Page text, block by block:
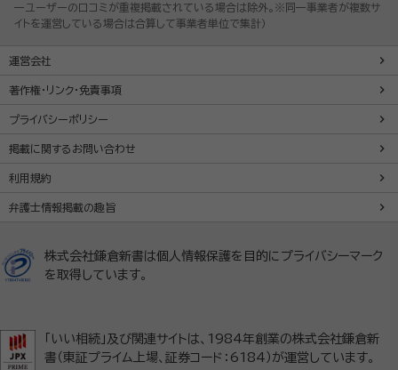
一ユーザーの口コミが重複掲載されている場合は除外。※同一事業者が複数サ
イトを運営している場合は合算して事業者単位で集計）
運営会社
著作権・リンク・免責事項
プライバシーポリシー
掲載に関するお問い合わせ
利用規約
弁護士情報掲載の趣旨
株式会社鎌倉新書は個人情報保護を目的にプライバシーマーク
を取得しています。
「いい相続」及び関連サイトは、1984年創業の株式会社鎌倉新
書（東証プライム上場、証券コード：6184）が運営しています。